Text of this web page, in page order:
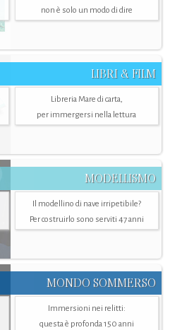
non è solo un modo di dire
LIBRI & FILM
Libreria Mare di carta,
per immergersi nella lettura
MODELLISMO
Il modellino di nave irripetibile?
Per costruirlo sono serviti 47 anni
MONDO SOMMERSO
Immersioni nei relitti:
questa è profonda 150 anni